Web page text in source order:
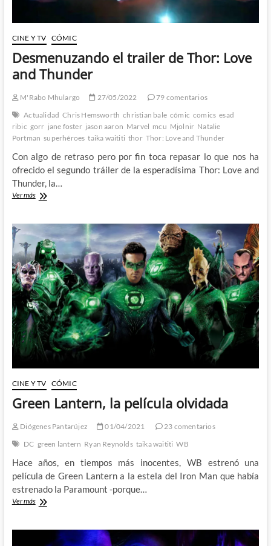
CINE Y TV CÓMIC
Desmenuzando el trailer de Thor: Love
and Thunder
M'Rabo Mhulargo 27/05/2022
79 comentarios
Actualidad Chris Hemsworth christian bale cómic comics esad
ribic gorr jane foster jason aaron Marvel mcu Mjolnir Natalie
Portman superhéroes taika waititi thor Thor: Love and Thunder
Con algo de retraso pero por fin toca repasar lo que nos ha
ofrecido el segundo tráiler de la esperadísima Thor: Love and
Thunder, la…
Ver másDesmenuzando
Thor:
Love
and
Thunder
CINE Y TV CÓMIC
Green Lantern, la película olvidada
Diógenes Pantarújez 01/04/2021
23 comentarios
DC green lantern Ryan Reynolds taika waititi WB
Hace años, en tiempos más inocentes, WB estrenó una
película de Green Lantern a la estela del Iron Man que había
estrenado la Paramount -porque…
Ver másGreen
olvidada